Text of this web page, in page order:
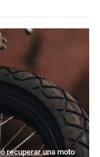
recuperar una moto